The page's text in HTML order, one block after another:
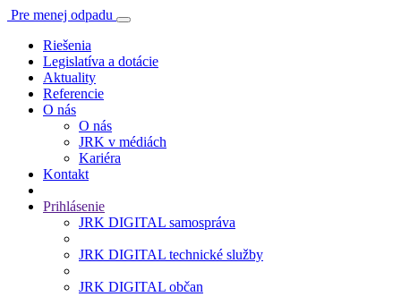
Pre menej odpadu
Riešenia
Legislatíva a dotácie
Aktuality
Referencie
O nás
O nás
JRK v médiách
Kariéra
Kontakt
Prihlásenie
JRK DIGITAL samospráva
JRK DIGITAL technické služby
JRK DIGITAL občan